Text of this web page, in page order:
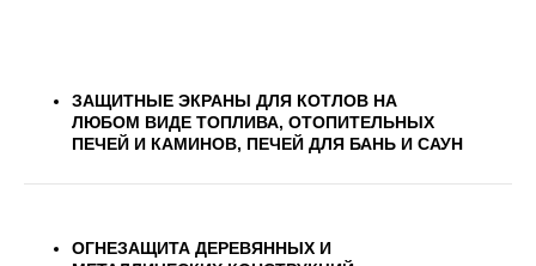
ЗАЩИТНЫЕ ЭКРАНЫ ДЛЯ КОТЛОВ НА
ЛЮБОМ ВИДЕ ТОПЛИВА, ОТОПИТЕЛЬНЫХ
ПЕЧЕЙ И КАМИНОВ, ПЕЧЕЙ ДЛЯ БАНЬ И САУН
ОГНЕЗАЩИТА ДЕРЕВЯННЫХ И